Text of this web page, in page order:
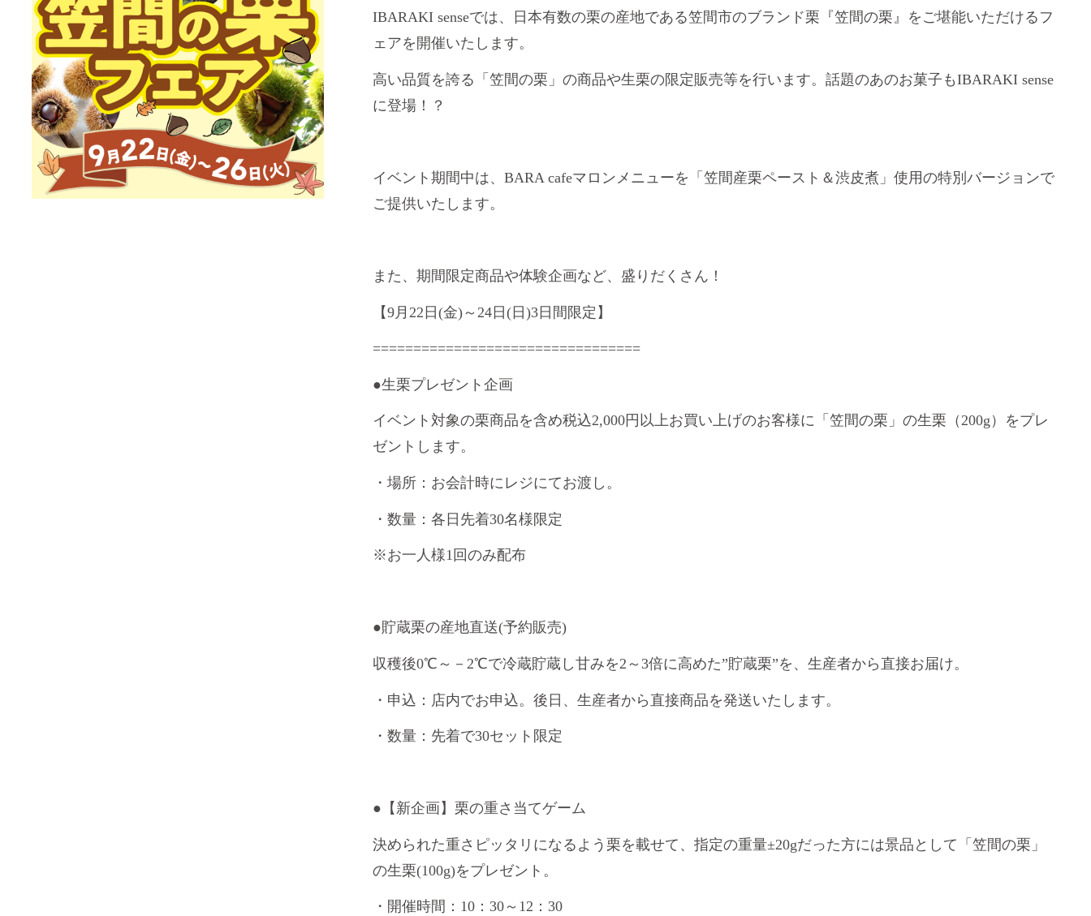
IBARAKI senseでは、日本有数の栗の産地である笠間市のブランド栗『笠間の栗』をご堪能いただけるフ
ェアを開催いたします。
高い品質を誇る「笠間の栗」の商品や生栗の限定販売等を行います。話題のあのお菓子もIBARAKI sense
に登場！？
イベント期間中は、BARA cafeマロンメニューを「笠間産栗ペースト＆渋皮煮」使用の特別バージョンで
ご提供いたします。
また、期間限定商品や体験企画など、盛りだくさん！
【9 月 22 日(金)～ 24日(日)3日間限定】
=================================
●生栗プレゼント企画
イベント対象の栗商品を含め税込2,000円以上お買い上げのお客様に「笠間の栗」の生栗（200g ）をプレ
ゼントします。
・場所：お会計時にレジにてお渡し。
・数量：各日先着30名様限定
※お一人様1 回のみ配布
●貯蔵栗の産地直送(予約販売)
収穫後0℃ ～－ 2℃で冷蔵貯蔵し甘みを2 ～ 3倍に高めた”貯蔵栗”を、生産者から直接お届け。
・申込：店内でお申込。後日、生産者から直接商品を発送いたします。
・数量：先着で30セット限定
● 【新企画】栗の重さ当てゲーム
決められた重さピッタリになるよう栗を載せて、指定の重量±20gだった方には景品として「笠間の栗」
の生栗(100g)をプレゼント。
・開催時間： 10 ： 30～ 12 ： 30